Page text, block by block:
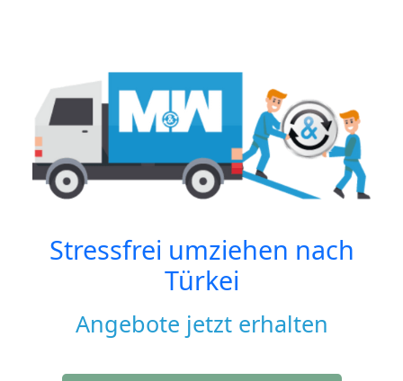
Stressfrei umziehen nach
Türkei
Angebote jetzt erhalten